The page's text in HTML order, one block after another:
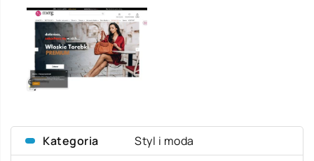
Kategoria
Styl i moda